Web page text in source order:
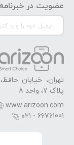
عضویت در خبرنامه
تهران، خیابان
پلاک 7، واحد 8
www.arizoon.com
۰۲۱ - 66761001